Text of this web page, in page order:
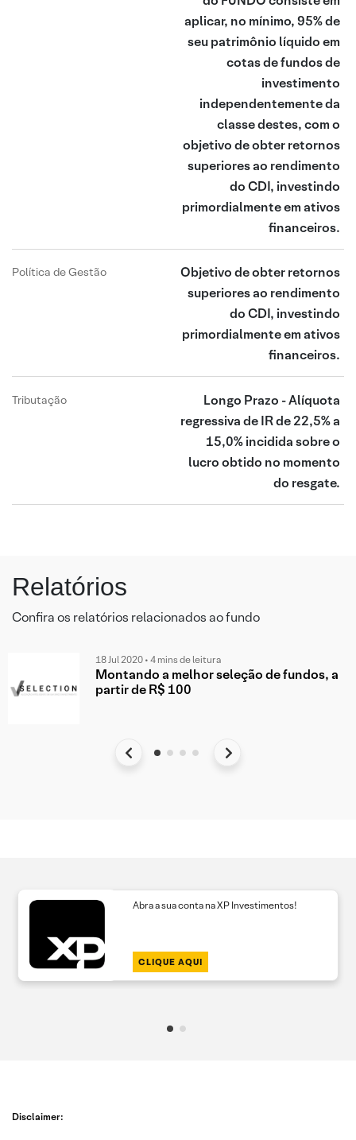
aplicar, no mínimo, 95% de
seu patrimônio líquido em
cotas de fundos de
investimento
independentemente da
classe destes, com o
objetivo de obter retornos
superiores ao rendimento
do CDI, investindo
primordialmente em ativos
financeiros.
Política de Gestão
Objetivo de obter retornos
superiores ao rendimento
do CDI, investindo
primordialmente em ativos
financeiros.
Tributação
Longo Prazo - Alíquota
regressiva de IR de 22,5% a
15,0% incidida sobre o
lucro obtido no momento
do resgate.
Relatórios
Confira os relatórios relacionados ao fundo
18 Jul 2020 • 4 mins de leitura
Montando a melhor seleção de fundos, a
partir de R$ 100
Abra a sua conta na XP Investimentos!
CLIQUE AQUI
Disclaimer: